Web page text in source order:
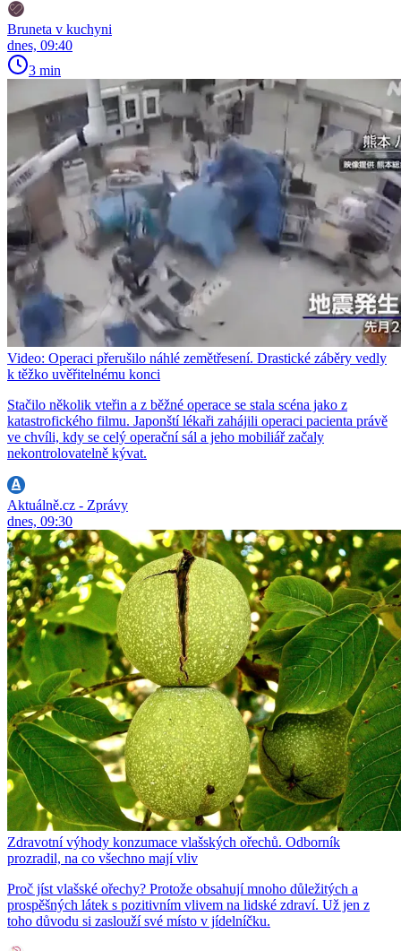
Bruneta v kuchyni
dnes, 09:40
3 min
Video: Operaci přerušilo náhlé zemětřesení. Drastické záběry vedly
k těžko uvěřitelnému konci
Stačilo několik vteřin a z běžné operace se stala scéna jako z
katastrofického filmu. Japonští lékaři zahájili operaci pacienta právě
ve chvíli, kdy se celý operační sál a jeho mobiliář začaly
nekontrolovatelně kývat.
Aktuálně.cz - Zprávy
dnes, 09:30
Zdravotní výhody konzumace vlašských ořechů. Odborník
prozradil, na co všechno mají vliv
Proč jíst vlašské ořechy? Protože obsahují mnoho důležitých a
prospěšných látek s pozitivním vlivem na lidské zdraví. Už jen z
toho důvodu si zaslouží své místo v jídelníčku.